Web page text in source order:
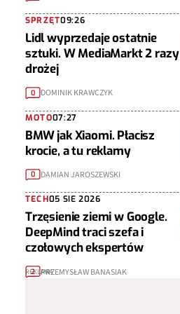
SPRZĘT09:26
Lidl wyprzedaje ostatnie
sztuki. W MediaMarkt 2 razy
drożej
0 DOMINIK KRAWCZYK
MOTO07:27
BMW jak Xiaomi. Płacisz
krocie, a tu reklamy
0 DAMIAN JAROSZEWSKI
TECH05 SIE 2026
Trzęsienie ziemi w Google.
DeepMind traci szefa i
czołowych ekspertów
2 PRZEMYSŁAW BANASIAK